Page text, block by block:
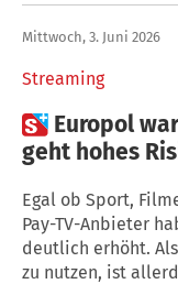
Streaming
Mittwoch, 3. Juni 2026
 Europol
geht hohes
Egal ob Sport,
Pay-TV-Anbieter
deutlich erhöht.
zu nutzen, ist